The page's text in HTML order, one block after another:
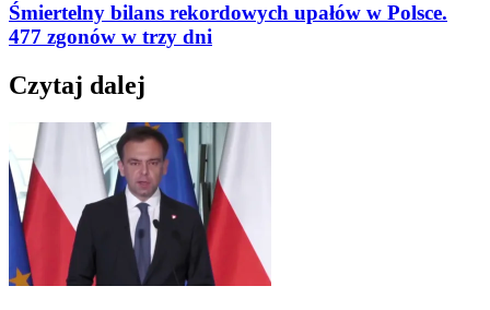
Śmiertelny bilans rekordowych upałów w Polsce.
477 zgonów w trzy dni
Czytaj dalej